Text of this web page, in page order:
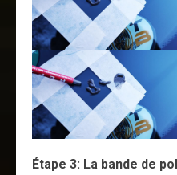
Étape 3: La bande de